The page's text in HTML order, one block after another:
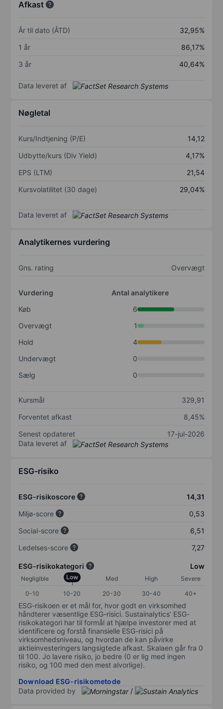
Afkast
År til dato (ÅTD)
32,95%
1 år
86,17%
3 år
40,64%
Data leveret af
Nøgletal
Kurs/Indtjening (P/E)
14,12
Udbytte/kurs (Div Yield)
4,17%
EPS (LTM)
21,54
Kursvolatilitet (30 dage)
29,04%
Data leveret af
Analytikernes vurdering
Gns. rating Overvægt
Vurdering
Antal analytikere
Køb
6
Overvægt
1
Hold
4
Undervægt
0
Sælg
0
Kursmål
329,91
Forventet afkast
8,45%
Senest opdateret
17-jul-2026
Data leveret af
ESG-risiko
ESG-risikoscore
14,31
Miljø-score
0,53
Social-score
6,51
Ledelses-score
7,27
ESG-risikokategori Low
Negligible Low Med High
Severe
0-10
10-20 20-30 30-40 40+
ESG-risikoen er et mål for, hvor godt en virksomhed
håndterer væsentlige ESG-risici. Sustainalytics’ ESG-
risikokategori har til formål at hjælpe investorer med at
identificere og forstå finansielle ESG-risici på
virksomhedsniveau, og hvordan de kan påvirke
aktieinvesteringers langsigtede afkast. Skalaen går fra 0
til 100. Jo lavere risiko, jo bedre (0 er lig med ingen
risiko, og 100 med den mest alvorlige).
Download ESG-risikometode
Data provided by
/